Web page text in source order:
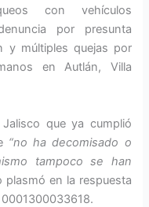
con vehículos
por presunta
y múltiples quejas por
en Autlán, Villa
que ya cumplió
“no ha decomisado o
tampoco se han
plasmó en la respuesta